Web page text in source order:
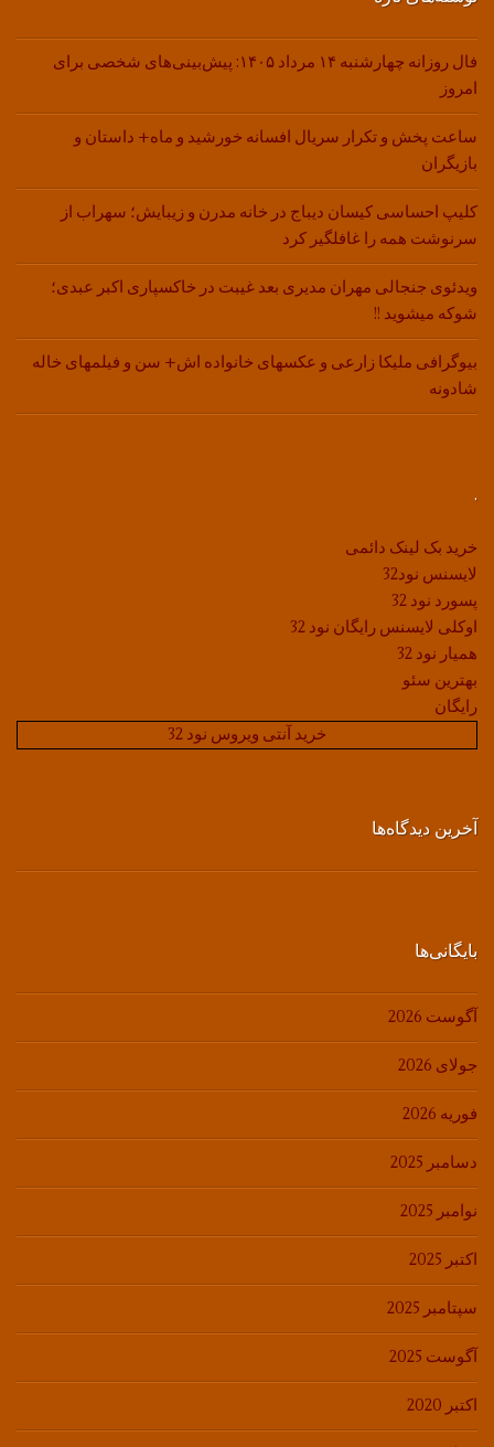
فال روزانه چهارشنبه ۱۴ مرداد ۱۴۰۵: پیش‌بینی‌های شخصی برای
امروز
ساعت پخش و تکرار سریال افسانه خورشید و ماه+ داستان و
بازیگران
کلیپ احساسی کیسان دیباج در خانه مدرن و زیبایش؛ سهراب از
سرنوشت همه را غافلگیر کرد
ویدئوی جنجالی مهران مدیری بعد غیبت در خاکسپاری اکبر عبدی؛
شوکه میشوید !!
بیوگرافی ملیکا زارعی و عکسهای خانواده اش+ سن و فیلمهای خاله
شادونه
.
خرید بک لینک دائمی
لایسنس نود32
پسورد نود 32
اوکلی لایسنس رایگان نود 32
همیار نود 32
بهترین سئو
رایگان
خرید آنتی ویروس نود 32
آخرین دیدگاه‌ها
بایگانی‌ها
آگوست 2026
جولای 2026
فوریه 2026
دسامبر 2025
نوامبر 2025
اکتبر 2025
سپتامبر 2025
آگوست 2025
اکتبر 2020